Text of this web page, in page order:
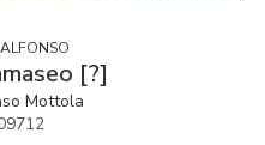
[?]
Mottola